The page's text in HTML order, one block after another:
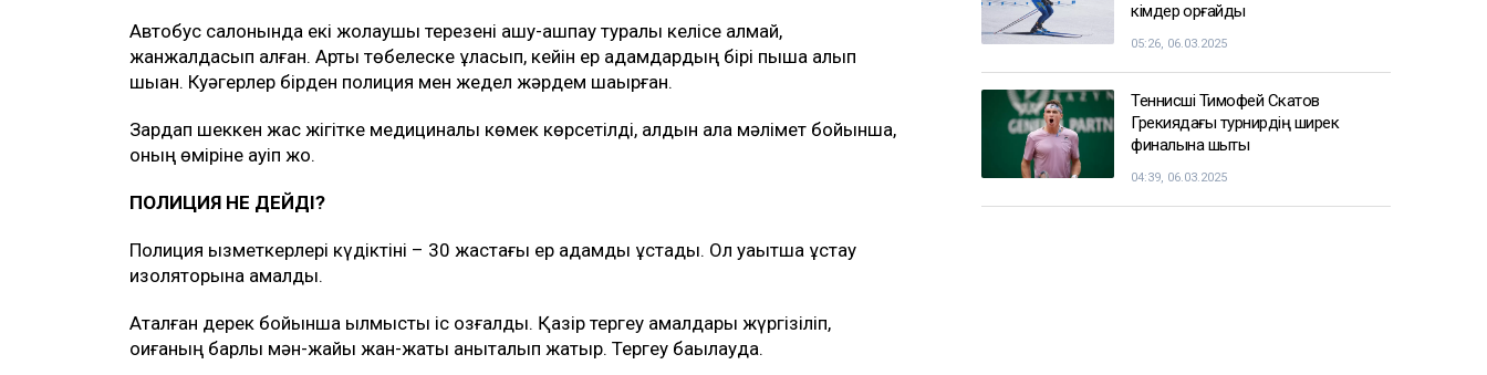
Автобус салонында екі жолаушы терезені ашу-ашпау туралы келісе алмай,
жанжалдасып қалған. Арты төбелеске ұласып, кейін ер адамдардың бірі пышақ алып
шыққан. Куәгерлер бірден полиция мен жедел жәрдем шақырған.
Зардап шеккен жас жігітке медициналық көмек көрсетілді, алдын ала мәлімет бойынша,
оның өміріне қауіп жоқ.
ПОЛИЦИЯ НЕ ДЕЙДІ?
Полиция қызметкерлері күдіктіні – 30 жастағы ер адамды ұстады. Ол уақытша ұстау
изоляторына қамалды.
Аталған дерек бойынша қылмыстық іс қозғалды. Қазір тергеу амалдары жүргізіліп,
оқиғаның барлық мән-жайы жан-жақты анықталып жатыр. Тергеу бақылауда.
кімдер қорғайды
05:26, 06.03.2025
Теннисші Тимофей Скатов
Грекиядағы турнирдің ширек
финалына шықты
04:39, 06.03.2025